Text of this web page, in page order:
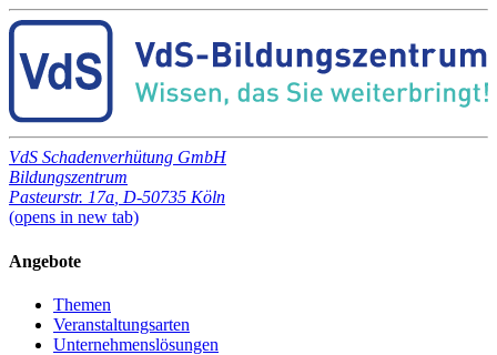
VdS Schadenverhütung GmbH
Bildungszentrum
Pasteurstr. 17a D-50735 Köln
(opens in new tab)
Angebote
Themen
Veranstaltungsarten
Unternehmenslösungen